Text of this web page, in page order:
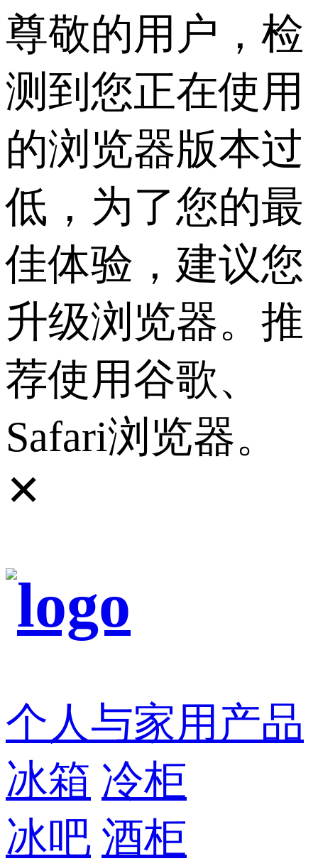
尊敬的用户，检
测到您正在使用
的浏览器版本过
低，为了您的最
佳体验，建议您
升级浏览器。推
荐使用谷歌、
Safari浏览器。
✕
个人与家用产品
冰箱 冷柜
冰吧 酒柜